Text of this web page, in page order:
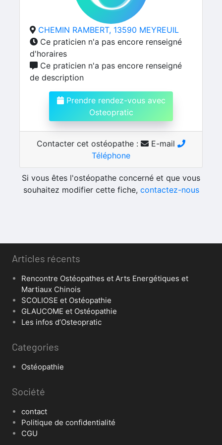
CHEMIN RAMBERT, 13590 MEYREUIL
Ce praticien n'a pas encore renseigné
d'horaires
Ce praticien n'a pas encore renseigné
de description
Prendre rendez-vous avec
Osteopratic
Contacter cet ostéopathe :
E-mail
Téléphone
Si vous êtes l'ostéopathe concerné et que vous
souhaitez modifier cette fiche, contactez-nous
Articles récents
Rencontre Ostéopathes et Arts Energétiques et
Martiaux Chinois
SCOLIOSE et Ostéopathie
GLAUCOME et Ostéopathie
Les infos d’Osteopratic
Categories
Ostéopathie
Société
contact
Politique de confidentialité
CGU